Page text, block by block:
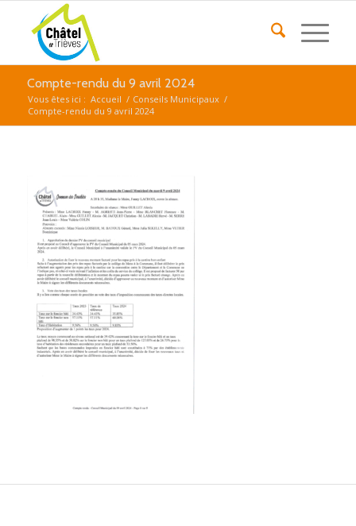
Compte-rendu du 9 avril 2024
Vous êtes ici : Accueil / Conseils Municipaux /
Compte-rendu du 9 avril 2024